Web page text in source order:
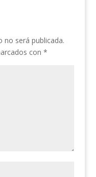
no será publicada.
con *